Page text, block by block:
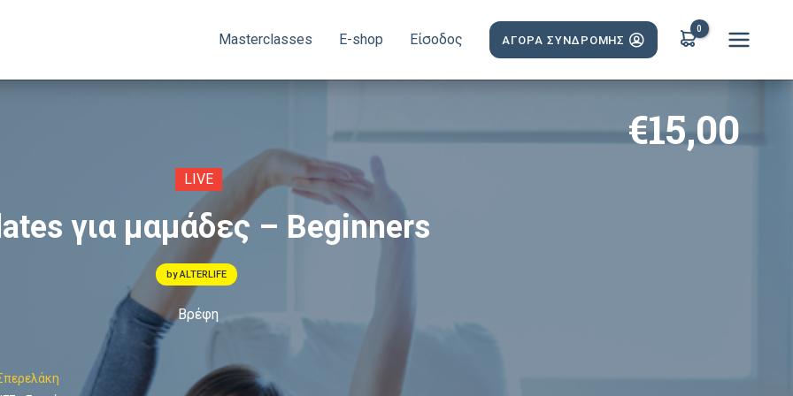
Masterclasses E-shop Είσοδος ΑΓΟΡΑ ΣΥΝΔΡΟΜΗΣ
€15,00
LIVE
για μαμάδες – Beginners
by ALTERLIFE
Βρέφη